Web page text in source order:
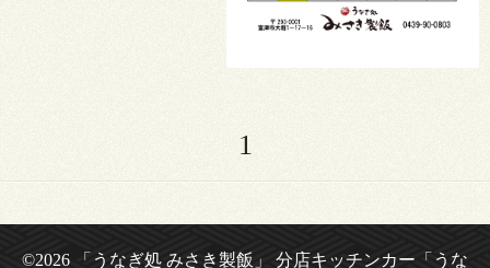
1
©2026 「うなぎ処 みさき製飯」 分店キッチンカー「うな